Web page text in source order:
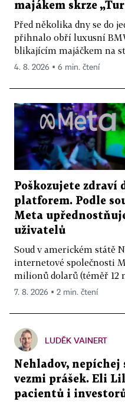
majákem skrze
Před několika dny se do
přihnalo obří luxusní
blikajícím majáčkem na
4. 8. 2026 ▪ 6 min. čtení
Poškozujete zdraví
platforem. Podle
Meta
uživatelů
Soud v americkém státě
internetové společnosti
milionů dolarů (téměř 12
7. 8. 2026 ▪ 2 min. čtení
LUDĚK VAINERT
Nehladov,
vezmi prášek. Eli
pacientů i